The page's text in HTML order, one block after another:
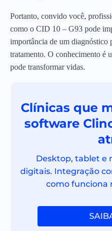
Portanto, convido você,
como o CID 10 – G93 pode
importância de um diagnóstico
tratamento. O conhecimento é
pode transformar vidas.
Clínicas que
software
Desktop, tablet e
digitais. Integração
como funciona